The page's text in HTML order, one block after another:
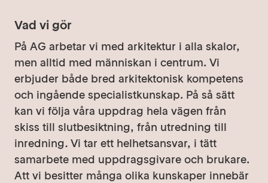
Vad vi gör
På AG arbetar vi med arkitektur i alla skalor,
men alltid med människan i centrum. Vi
erbjuder både bred arkitektonisk kompetens
och ingående specialistkunskap. På så sätt
kan vi följa våra uppdrag hela vägen från
skiss till slutbesiktning, från utredning till
inredning. Vi tar ett helhetsansvar, i tätt
samarbete med uppdragsgivare och brukare.
Att vi besitter många olika kunskaper innebär